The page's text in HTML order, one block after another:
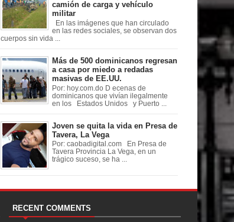
camión de carga y vehículo
militar
En las imágenes que han circulado
en las redes sociales, se observan dos
cuerpos sin vida ...
Más de 500 dominicanos regresan
a casa por miedo a redadas
masivas de EE.UU.
Por: hoy.com.do D ecenas de
dominicanos que vivían ilegalmente
en los Estados Unidos y Puerto ...
Joven se quita la vida en Presa de
Tavera, La Vega
Por: caobadigital.com En Presa de
Tavera Provincia La Vega, en un
trágico suceso, se ha ...
RECENT COMMENTS